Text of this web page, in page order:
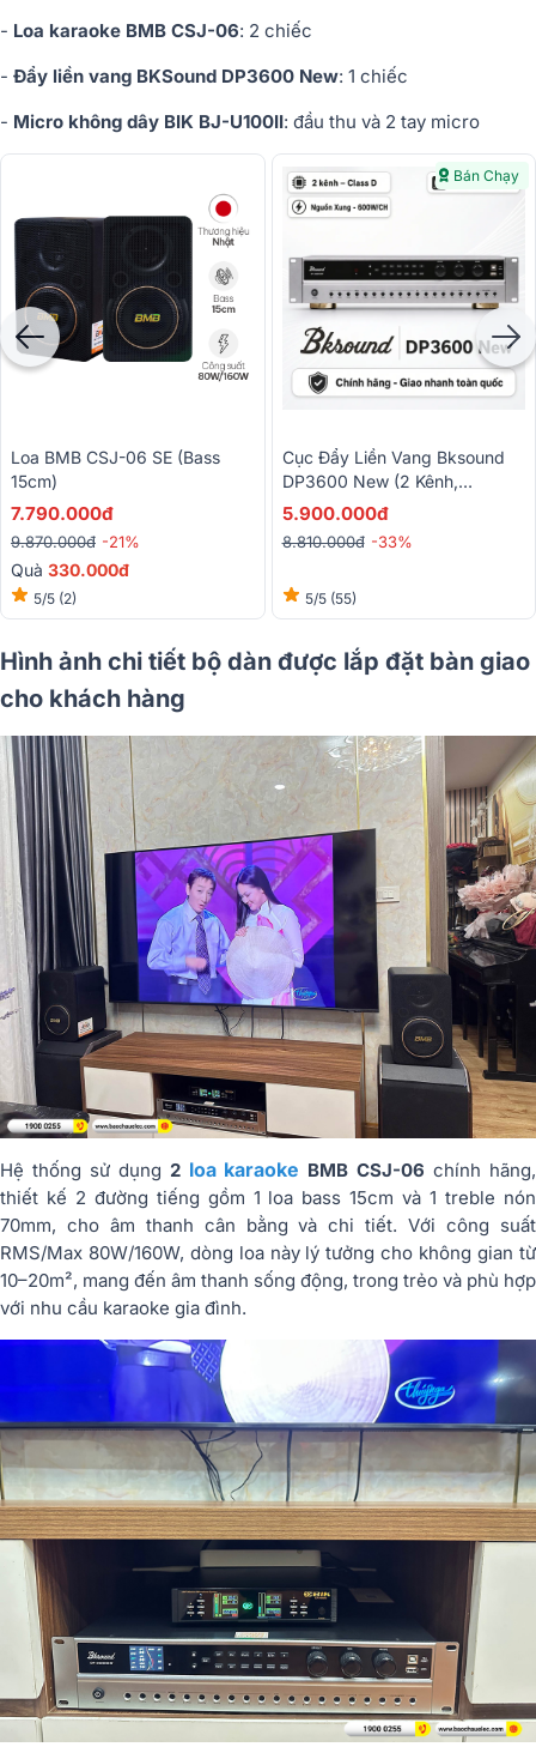
- Loa karaoke BMB CSJ-06: 2 chiếc
- Đẩy liền vang BKSound DP3600 New: 1 chiếc
- Micro không dây BIK BJ-U100II: đầu thu và 2 tay micro
Loa BMB CSJ-06 SE (bass
15cm)
7.790.000đ
9.870.000đ -21%
Quà 330.000đ
5/5 (2)
Bán Chạy
Cục Đẩy Liền Vang Bksound
DP3600 New (2 Kênh,
600W/CH, Class D, Bluetooth)
5.900.000đ
8.810.000đ -33%
5/5 (55)
Hình ảnh chi tiết bộ dàn được lắp đặt bàn giao
cho khách hàng
Hệ thống sử dụng 2 loa karaoke BMB CSJ-06 chính hãng,
thiết kế 2 đường tiếng gồm 1 loa bass 15cm và 1 treble nón
70mm, cho âm thanh cân bằng và chi tiết. Với công suất
RMS/Max 80W/160W, dòng loa này lý tưởng cho không gian từ
10–20m², mang đến âm thanh sống động, trong trẻo và phù hợp
với nhu cầu karaoke gia đình.